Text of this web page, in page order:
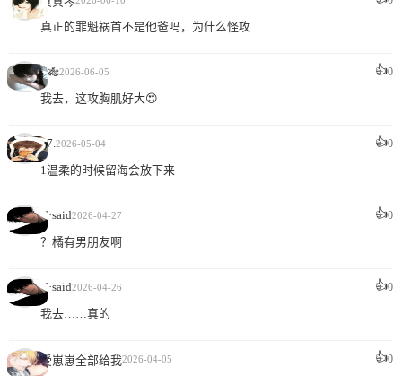
真正的罪魁祸首不是他爸吗，为什么怪攻
𠳳🎋2026-06-05 👍0
我去，这攻胸肌好大😍
17.2026-05-04 👍0
1温柔的时候留海会放下来
G·said2026-04-27 👍0
？橘有男朋友啊
G·said2026-04-26 👍0
我去……真的
受崽崽全部给我2026-04-05 👍0